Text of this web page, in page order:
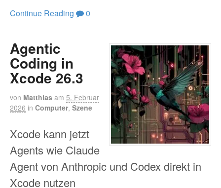
Continue Reading 0
Agentic
Coding in
Xcode 26.3
von Matthias am 5. Februar
2026 in Computer, Szene
Xcode kann jetzt
Agents wie Claude
Agent von Anthropic und Codex direkt in
Xcode nutzen